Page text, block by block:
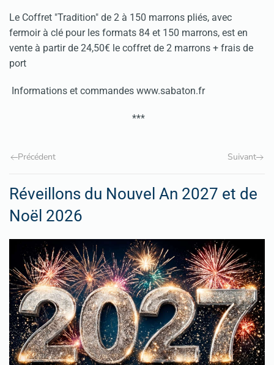
Le Coffret "Tradition" de 2 à 150 marrons pliés, avec
fermoir à clé pour les formats 84 et 150 marrons, est en
vente à partir de 24,50€ le coffret de 2 marrons + frais de
port
Informations et commandes www.sabaton.fr
***
Précédent Suivant
Réveillons du Nouvel An 2027 et de
Noël 2026